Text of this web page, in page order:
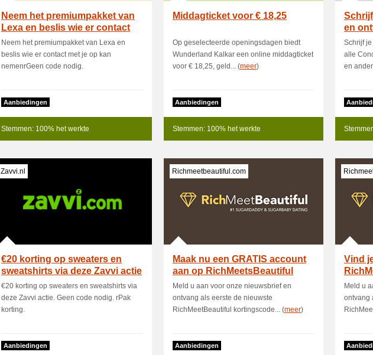
Neem het premiumpakket van
Lexa en beslis wie er contact
met
Neem het premiumpakket van Lexa en
beslis wie er contact met je op kan
nemenrGeen code nodig.
Aanbiedingen
Stemmen: 100% het werkte
Middagticket voor € 18,25
Op geselecteerde openingsdagen biedt
Wunderland Kalkar een online middagticket
voor € 18,25, geld... (meer)
Aanbiedingen
Stemmen: 100% het werkte
en
Schrijf
alle
en
Zavvi.nl
€20 korting op sweaters en
sweatshirts via deze Zavvi actie
€20 korting op sweaters en sweatshirts via
deze Zavvi actie. Geen code nodig. rPak
korting.
Aanbiedingen
Richmeetbeautiful.com
Maak nu een GRATIS account
aan op RichMeetsBeautiful
Meld u aan voor onze nieuwsbrief en
ontvang als eerste de nieuwste
RichMeetBeautiful kortingscode... (meer)
Aanbiedingen
Vind
Meld u
ontvang